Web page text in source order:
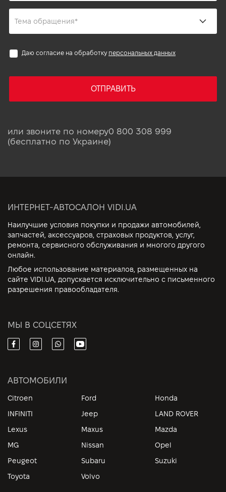
Даю согласие на обработку персональных данных
ОТПРАВИТЬ
или звоните по номеру0 800 308 999
(бесплатно по Украине)
ИНТЕРНЕТ-АВТОСАЛОН VIDI.UA
Наилучшие условия покупки и продажи автомобилей,
запчастей, аксессуаров, страховых продуктов, услуг,
ремонта, сервисного обслуживания и многого другого
онлайн.
Любое использование материалов, размещенных на
сайте VIDI.UA, допускается исключительно с письменного
разрешения правообладателя.
МЫ В СОЦСЕТЯХ
АВТОМОБИЛИ
Citroen Ford
Honda
INFINITI
Jeep
LAND ROVER
Lexus
Maxus
Mazda
MG
Nissan
Opel
Peugeot
Subaru
Suzuki
Toyota
Volvo